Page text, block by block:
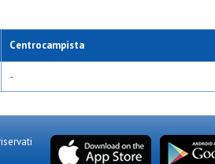
Centrocampista
-